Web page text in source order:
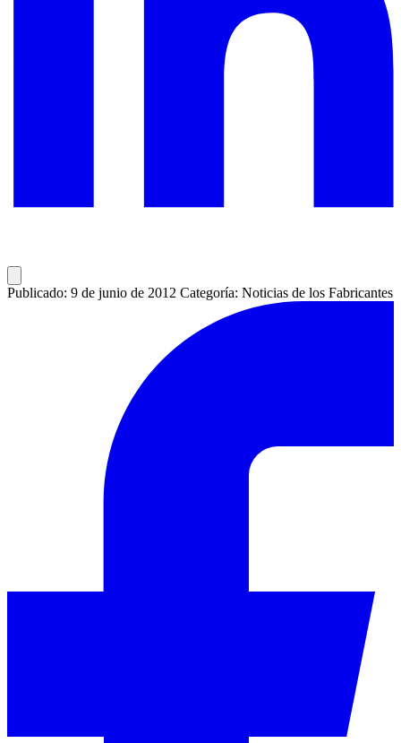
Publicado: 9 de junio de 2012 Categoría: Noticias de los Fabricantes